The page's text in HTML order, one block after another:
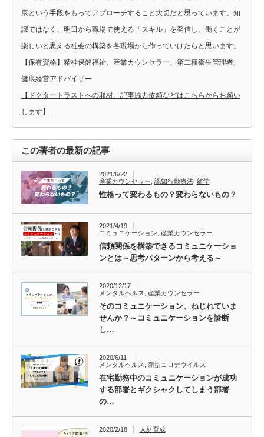
康という手段をもってアプローチすること大切だと思っています。知
識ではなく、明日から職場で使える「スキル」を発信し、働くことが
楽しいと思える社会の構築を各現場から作っていけたらと思います。
【保有資格】精神保健福祉、産業カウンセラー、第二種衛生管理者、
健康経営アドバイザー
【ドクタートラストへの取材、記事協力依頼などはこちらからお願い
します】
この著者の最新の記事
2021/6/22
産業カウンセラー 認知行動療法, 雑学
性格って変わるもの？変わらないもの？
2021/4/19
コミュニケーション
産業カウンセラー
信頼関係を構築できるコミュニケーショ
ンとは～思考パターンから考える～
2020/12/17
メンタルヘルス
産業カウンセラー
そのコミュニケーション、ねじれていま
せんか？～コミュニケーションを診断
し…
2020/6/11
メンタルヘルス
新型コロナウイルス
在宅勤務中のコミュニケーションが成功
する部署とギクシャクしてしまう部署
の…
2020/2/18 人材育成